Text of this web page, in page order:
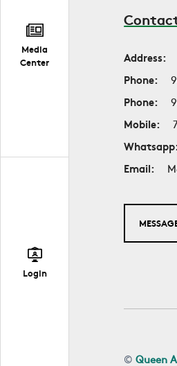
Media
Center
Login
Address:
Phone:
Phone:
Mobile:
Whatsapp:
Email:
©Queen